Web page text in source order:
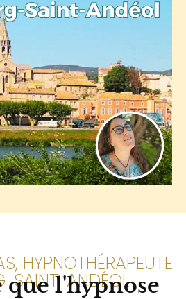
HYPNOTHÉRAPEUTE
SAINT-ANDÉOL
que l'hypnose